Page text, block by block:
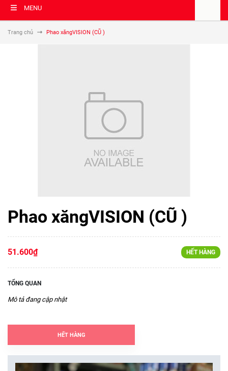
MENU
Trang chủ Phao xăngVISION (CŨ )
Phao xăngVISION (CŨ )
51.600₫ HẾT HÀNG
TỔNG QUAN
Mô tả đang cập nhật
HẾT HÀNG